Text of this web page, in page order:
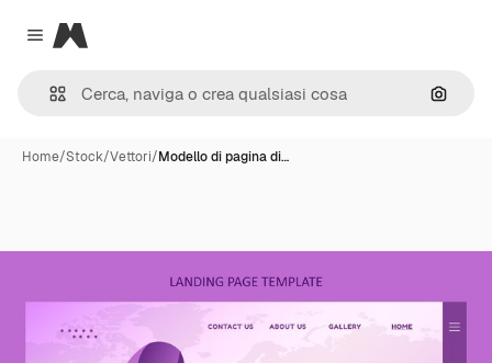
Close menu
Magnific
Cerca
Home/Stock/Vettori/Modello di pagina di…